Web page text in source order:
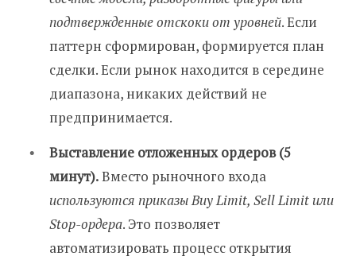
подтвержденные отскоки от уровней. Если
паттерн сформирован, формируется план
сделки. Если рынок находится в середине
диапазона, никаких действий не
предпринимается.
Выставление отложенных ордеров (5
минут).Вместо рыночного входа
используются приказы Buy Limit, Sell Limit или
Stop-ордера. Это позволяет
автоматизировать процесс открытия